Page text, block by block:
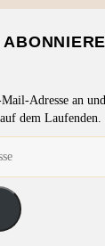
Adresse an
dem Laufenden.